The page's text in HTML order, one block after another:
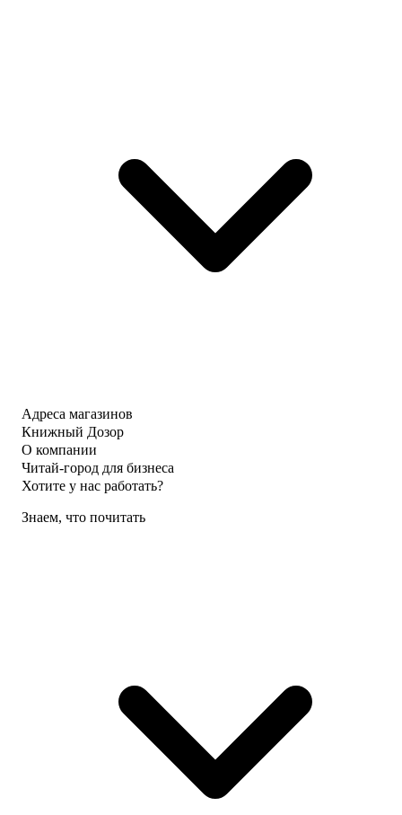
Адреса магазинов
Книжный Дозор
О компании
Читай-город для бизнеса
Хотите у нас работать?
Знаем, что почитать